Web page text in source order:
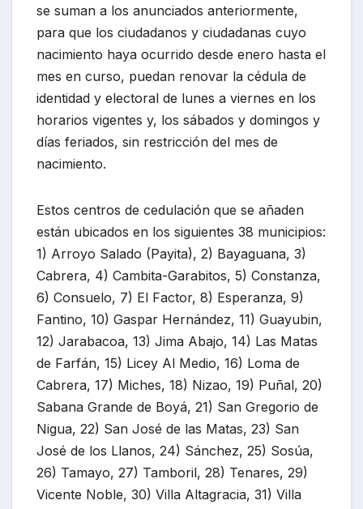
se suman a los anunciados anteriormente,
para que los ciudadanos y ciudadanas cuyo
nacimiento haya ocurrido desde enero hasta el
mes en curso, puedan renovar la cédula de
identidad y electoral de lunes a viernes en los
horarios vigentes y, los sábados y domingos y
días feriados, sin restricción del mes de
nacimiento.
Estos centros de cedulación que se añaden
están ubicados en los siguientes 38 municipios:
1) Arroyo Salado (Payita), 2) Bayaguana, 3)
Cabrera, 4) Cambita-Garabitos, 5) Constanza,
6) Consuelo, 7) El Factor, 8) Esperanza, 9)
Fantino, 10) Gaspar Hernández, 11) Guayubin,
12) Jarabacoa, 13) Jima Abajo, 14) Las Matas
de Farfán, 15) Licey Al Medio, 16) Loma de
Cabrera, 17) Miches, 18) Nizao, 19) Puñal, 20)
Sabana Grande de Boyá, 21) San Gregorio de
Nigua, 22) San José de las Matas, 23) San
José de los Llanos, 24) Sánchez, 25) Sosúa,
26) Tamayo, 27) Tamboril, 28) Tenares, 29)
Vicente Noble, 30) Villa Altagracia, 31) Villa